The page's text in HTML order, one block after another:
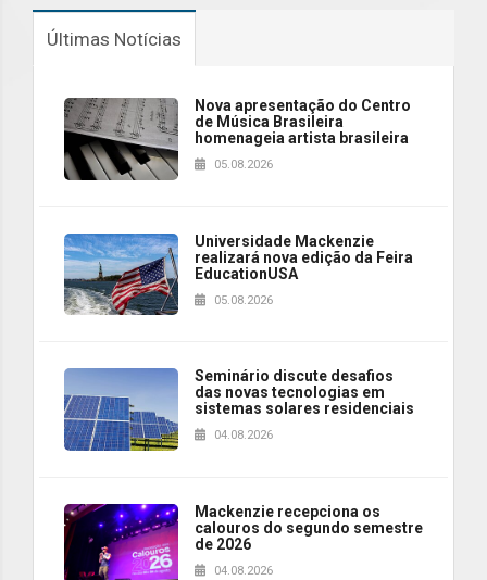
Últimas Notícias
Nova apresentação do Centro
de Música Brasileira
homenageia artista brasileira
05.08.2026
Universidade Mackenzie
realizará nova edição da Feira
EducationUSA
05.08.2026
Seminário discute desafios
das novas tecnologias em
sistemas solares residenciais
04.08.2026
Mackenzie recepciona os
calouros do segundo semestre
de 2026
04.08.2026